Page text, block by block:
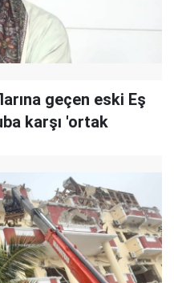
geçen eski Eş
karşı 'ortak